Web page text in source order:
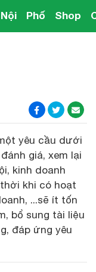
Phố Shop
yêu cầu dưới
giá, xem lại
kinh doanh
khi có hoạt
...sẽ ít tốn
bổ sung tài liệu
đáp ứng yêu